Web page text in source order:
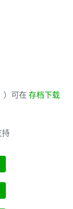
）可在 存档下载
持